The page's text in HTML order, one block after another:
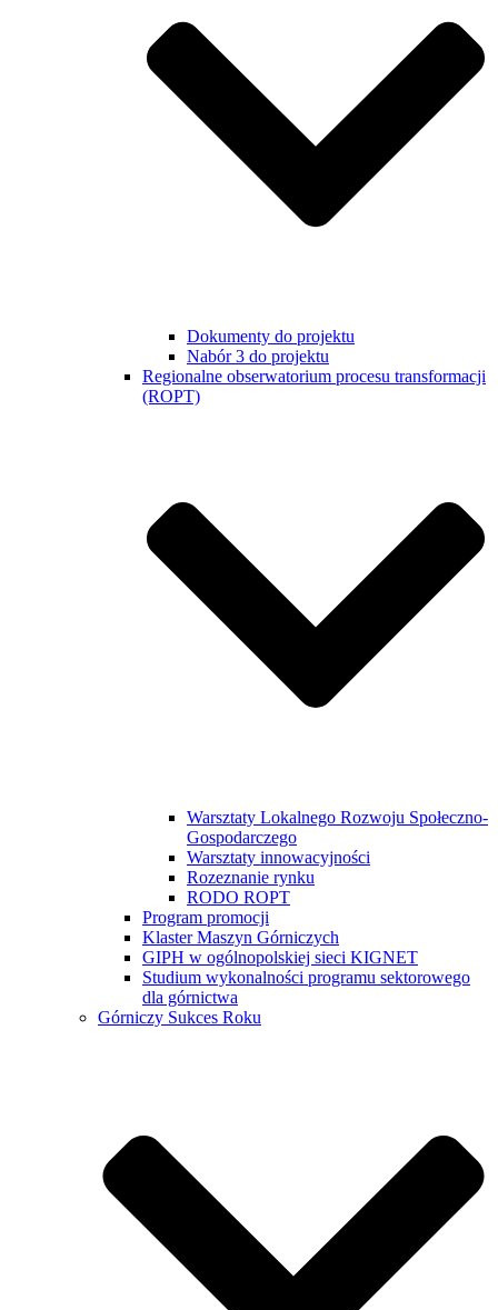
Dokumenty do projektu
Nabór 3 do projektu
Regionalne obserwatorium procesu transformacji
(ROPT)
Warsztaty Lokalnego Rozwoju Społeczno-
Gospodarczego
Warsztaty innowacyjności
Rozeznanie rynku
RODO ROPT
Program promocji
Klaster Maszyn Górniczych
GIPH w ogólnopolskiej sieci KIGNET
Studium wykonalności programu sektorowego
dla górnictwa
Górniczy Sukces Roku